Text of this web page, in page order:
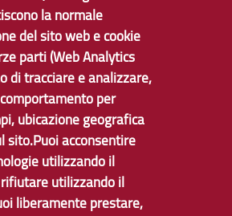
metropolitana di Genova | CF:
Tecnologie e Accessibilità
la normale
del sito web e cookie
parti (Web Analytics
di tracciare e analizzare,
per
ubicazione geografica
sito.Puoi acconsentire
utilizzando il
rifiutare utilizzando il
liberamente prestare,